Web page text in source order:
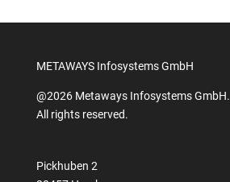
METAWAYS Infosystems GmbH
@2026 Metaways Infosystems GmbH.
All rights reserved.
Pickhuben 2